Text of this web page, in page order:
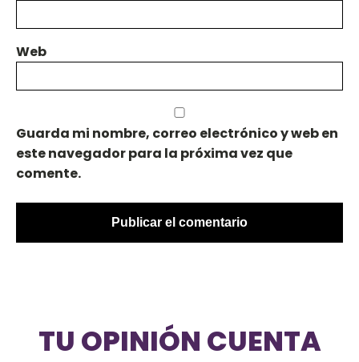
Web
Guarda mi nombre, correo electrónico y web en
este navegador para la próxima vez que
comente.
TU OPINIÓN CUENTA